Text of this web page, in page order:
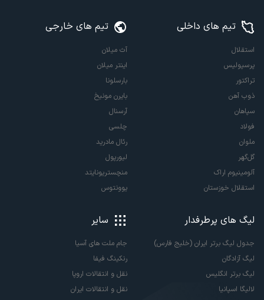
تیم های داخلی
استقلال
پرسپولیس
تراکتور
ذوب آهن
سپاهان
فولاد
ملوان
گل‌گهر
آلومینیوم اراک
استقلال خوزستان
تیم های خارجی
آث میلان
اینتر میلان
بارسلونا
بایرن مونیخ
آرسنال
چلسی
رئال مادرید
لیورپول
منچستریونایتد
یوونتوس
لیگ های پرطرفدار
جدول لیگ برتر ایران (خلیج فارس)
لیگ آزادگان
لیگ برتر انگلیس
لالیگا اسپانیا
سایر
جام ملت های آسیا
رنکینگ فیفا
نقل و انتقالات اروپا
نقل و انتقالات ایران